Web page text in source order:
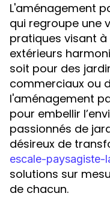
L'aménagement
qui regroupe une
pratiques visant
extérieurs
soit pour des
commerciaux ou
l'aménagement
pour embellir
passionnés de
désireux de
escale-paysagiste-
solutions sur
de chacun.